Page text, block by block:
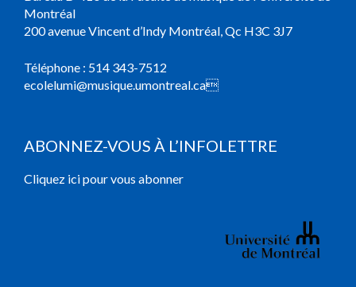
Montréal
200 avenue Vincent d’Indy Montréal, Qc H3C 3J7
Téléphone : 514 343-7512
ecolelumi@musique.umontreal.ca
ABONNEZ-VOUS À L’INFOLETTRE
Cliquez ici pour vous abonner